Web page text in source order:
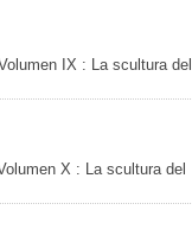
IX : La scultura del
X : La scultura del